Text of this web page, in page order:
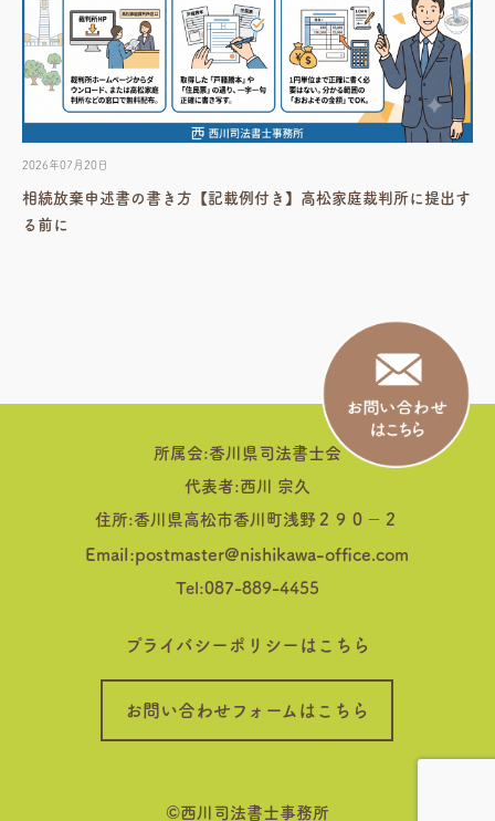
2026年07月20日
相続放棄申述書の書き方【記載例付き】高松家庭裁判所に提出す
る前に
所属会:香川県司法書士会
代表者:西川 宗久
住所:香川県高松市香川町浅野２９０−２
Email:postmaster@nishikawa-office.com
Tel:087-889-4455
プライバシーポリシーはこちら
お問い合わせフォームはこちら
©︎西川司法書士事務所